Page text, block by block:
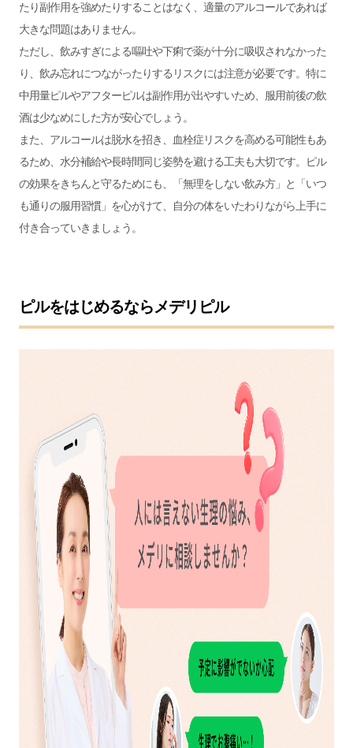
たり副作用を強めたりすることはなく、適量のアルコールであれば
大きな問題はありません。
ただし、飲みすぎによる嘔吐や下痢で薬が十分に吸収されなかった
り、飲み忘れにつながったりするリスクには注意が必要です。特に
中用量ピルやアフターピルは副作用が出やすいため、服用前後の飲
酒は少なめにした方が安心でしょう。
また、アルコールは脱水を招き、血栓症リスクを高める可能性もあ
るため、水分補給や長時間同じ姿勢を避ける工夫も大切です。ピル
の効果をきちんと守るためにも、「無理をしない飲み方」と「いつ
も通りの服用習慣」を心がけて、自分の体をいたわりながら上手に
付き合っていきましょう。
ピルをはじめるならメデリピル